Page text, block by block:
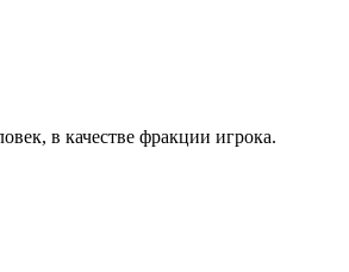
в качестве фракции игрока.